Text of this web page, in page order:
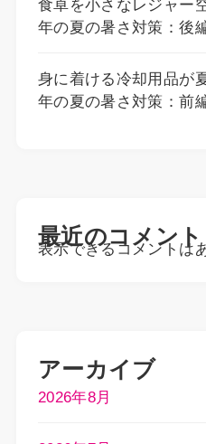
食卓を小さなレジャー
年の夏の暑さ対策：後編
身に着ける冷却用品が
年の夏の暑さ対策：前編
最近のコメント
表示できるコメントは
アーカイブ
2026年8月